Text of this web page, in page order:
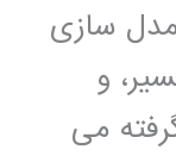
سازی
و
می